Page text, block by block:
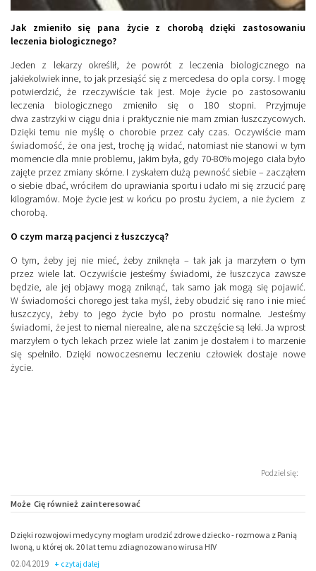
Jak zmieniło się pana życie z chorobą dzięki zastosowaniu
leczenia biologicznego?
Jeden z lekarzy określił, że powrót z leczenia biologicznego na
jakiekolwiek inne, to jak przesiąść się z mercedesa do opla corsy. I mogę
potwierdzić, że rzeczywiście tak jest. Moje życie po zastosowaniu
leczenia biologicznego zmieniło się o 180 stopni. Przyjmuje
dwa zastrzyki w ciągu dnia i praktycznie nie mam zmian łuszczycowych.
Dzięki temu nie myślę o chorobie przez cały czas. Oczywiście mam
świadomość, że ona jest, trochę ją widać, natomiast nie stanowi w tym
momencie dla mnie problemu, jakim była, gdy 70-80% mojego ciała było
zajęte przez zmiany skórne. I zyskałem dużą pewność siebie – zacząłem
o siebie dbać, wróciłem do uprawiania sportu i udało mi się zrzucić parę
kilogramów. Moje życie jest w końcu po prostu życiem, a nie życiem z
chorobą.
O czym marzą pacjenci z łuszczycą?
O tym, żeby jej nie mieć, żeby zniknęła – tak jak ja marzyłem o tym
przez wiele lat. Oczywiście jesteśmy świadomi, że łuszczyca zawsze
będzie, ale jej objawy mogą zniknąć, tak samo jak mogą się pojawić.
W świadomości chorego jest taka myśl, żeby obudzić się rano i nie mieć
łuszczycy, żeby to jego życie było po prostu normalne. Jesteśmy
świadomi, że jest to niemal nierealne, ale na szczęście są leki. Ja wprost
marzyłem o tych lekach przez wiele lat zanim je dostałem i to marzenie
się spełniło. Dzięki nowoczesnemu leczeniu człowiek dostaje nowe
życie.
Podziel się:
Może Cię również zainteresować
Dzięki rozwojowi medycyny mogłam urodzić zdrowe dziecko - rozmowa z Panią
Iwoną, u której ok. 20 lat temu zdiagnozowano wirusa HIV
02.04.2019 czytaj dalej